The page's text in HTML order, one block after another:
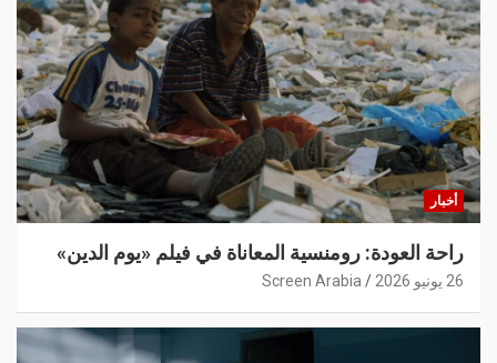
أخبار
راحة العودة: رومنسية المعاناة في فيلم «يوم الدين»
26 يونيو 2026 Screen Arabia